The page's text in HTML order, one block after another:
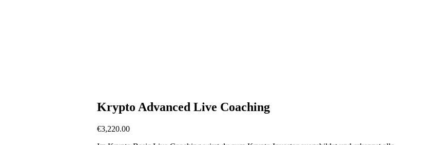
Krypto Advanced Live Coaching
€3,220.00